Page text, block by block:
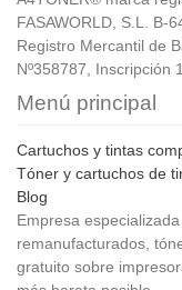
FASAWORLD, S.L. B-
Registro Mercantil de
Nº358787, Inscripción
Menú principal
Cartuchos y tintas
Tóner y cartuchos de
Blog
Empresa
remanufacturados,
gratuito sobre